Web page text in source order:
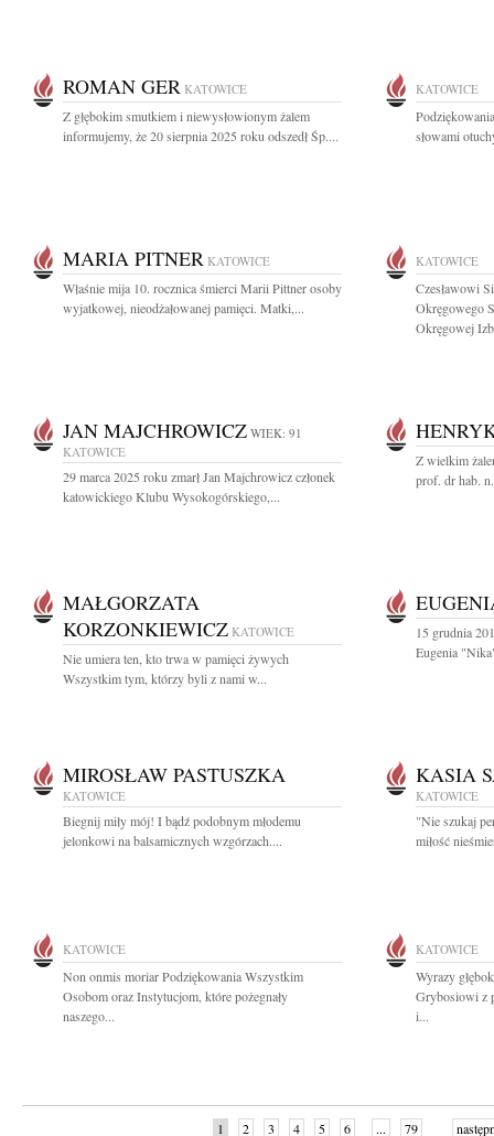
ROMAN GER KATOWICE
Z głębokim smutkiem i niewysłowionym żalem
informujemy, że 20 sierpnia 2025 roku odszedł Śp....
KATOWICE
słowami
MARIA PITNER KATOWICE
Właśnie mija 10. rocznica śmierci Marii Pittner osoby
wyjatkowej, nieodżałowanej pamięci. Matki,...
KATOWICE
Czesławowi
Okręgowego
Okręgowej
JAN MAJCHROWICZ WIEK: 91
KATOWICE
29 marca 2025 roku zmarł Jan Majchrowicz członek
katowickiego Klubu Wysokogórskiego,...
Z wielkim
prof. dr hab.
MAŁGORZATA
KORZONKIEWICZ KATOWICE
Nie umiera ten, kto trwa w pamięci żywych
Wszystkim tym, którzy byli z nami w...
15 grudnia
Eugenia
MIROSŁAW PASTUSZKA
KATOWICE
Biegnij miły mój! I bądź podobnym młodemu
jelonkowi na balsamicznych wzgórzach....
KASIA
KATOWICE
"Nie szukaj
miłość
KATOWICE
Non onmis moriar Podziękowania Wszystkim
Osobom oraz Instytucjom, które pożegnały
naszego...
KATOWICE
Wyrazy
Grybosiowi z
i...
1 2 3 4 5 6 ... 79